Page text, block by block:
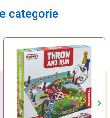
categorie
keyboard_arrow_right